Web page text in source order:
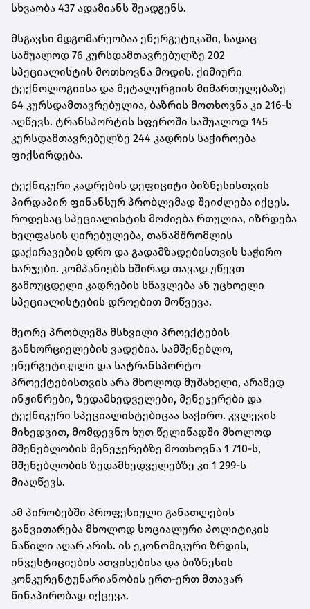
სხვაობა 437 ადამიანს შეადგენს.
მსგავსი მდგომარეობაა ენერგეტიკაში, სადაც
საშუალოდ 76 კურსდამთავრებულზე 202
სპეციალისტის მოთხოვნა მოდის. ქიმიური
ტექნოლოგიისა და მეტალურგიის მიმართულებაზე
64 კურსდამთავრებულია, ბაზრის მოთხოვნა კი 216-ს
აღწევს. ტრანსპორტის სფეროში საშუალოდ 145
კურსდამთავრებულზე 244 კადრის საჭიროება
ფიქსირდება.
ტექნიკური კადრების დეფიციტი ბიზნესისთვის
პირდაპირ ფინანსურ პრობლემად შეიძლება იქცეს.
როდესაც სპეციალისტის მოძიება რთულია, იზრდება
ხელფასის ღირებულება, თანამშრომლის
დაქირავების დრო და გადამზადებისთვის საჭირო
ხარჯები. კომპანიებს ხშირად თავად უწევთ
გამოუცდელი კადრების სწავლება ან უცხოელი
სპეციალისტების დროებით მოწვევა.
მეორე პრობლემა მსხვილი პროექტების
განხორციელების ვადებია. სამშენებლო,
ენერგეტიკული და სატრანსპორტო
პროექტებისთვის არა მხოლოდ მუშახელი, არამედ
ინჟინრები, ზედამხედველები, მენეჯერები და
ტექნიკური სპეციალისტებიცაა საჭირო. კვლევის
მიხედვით, მომდევნო ხუთ წელიწადში მხოლოდ
მშენებლობის მენეჯერებზე მოთხოვნა 1 710-ს,
მშენებლობის ზედამხედველებზე კი 1 299-ს
მიაღწევს.
ამ პირობებში პროფესიული განათლების
განვითარება მხოლოდ სოციალური პოლიტიკის
ნაწილი აღარ არის. ის ეკონომიკური ზრდის,
ინვესტიციების ათვისებისა და ბიზნესის
კონკურენტუნარიანობის ერთ-ერთ მთავარ
წინაპირობად იქცევა.